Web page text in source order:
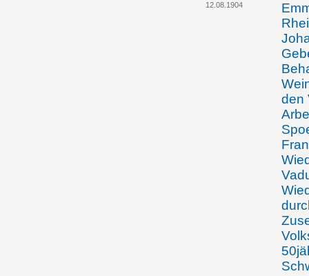
12.08.1904
den